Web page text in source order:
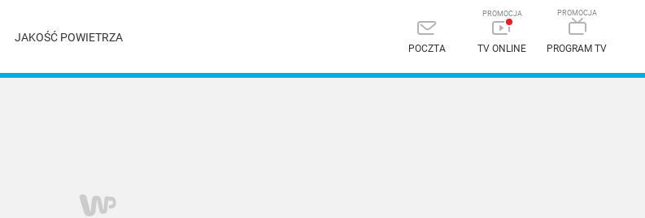
JAKOŚĆ POWIETRZA
POCZTA TV ONLINE PROGRAM TV